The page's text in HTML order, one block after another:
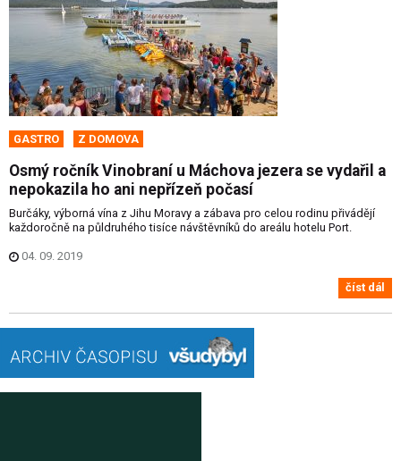
GASTRO Z DOMOVA
Osmý ročník Vinobraní u Máchova jezera se vydařil a
nepokazila ho ani nepřízeň počasí
Burčáky, výborná vína z Jihu Moravy a zábava pro celou rodinu přivádějí
každoročně na půldruhého tisíce návštěvníků do areálu hotelu Port.
04. 09. 2019
číst dál